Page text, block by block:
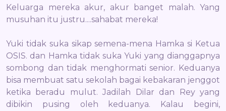
Keluarga mereka akur, akur banget malah. Yang
musuhan itu justru....sahabat mereka!
Yuki tidak suka sikap semena-mena Hamka si Ketua
OSIS. dan Hamka tidak suka Yuki yang dianggapnya
sombong dan tidak menghormati senior. Keduanya
bisa membuat satu sekolah bagai kebakaran jenggot
ketika beradu mulut. Jadilah Dilar dan Rey yang
dibikin pusing oleh keduanya. Kalau begini,